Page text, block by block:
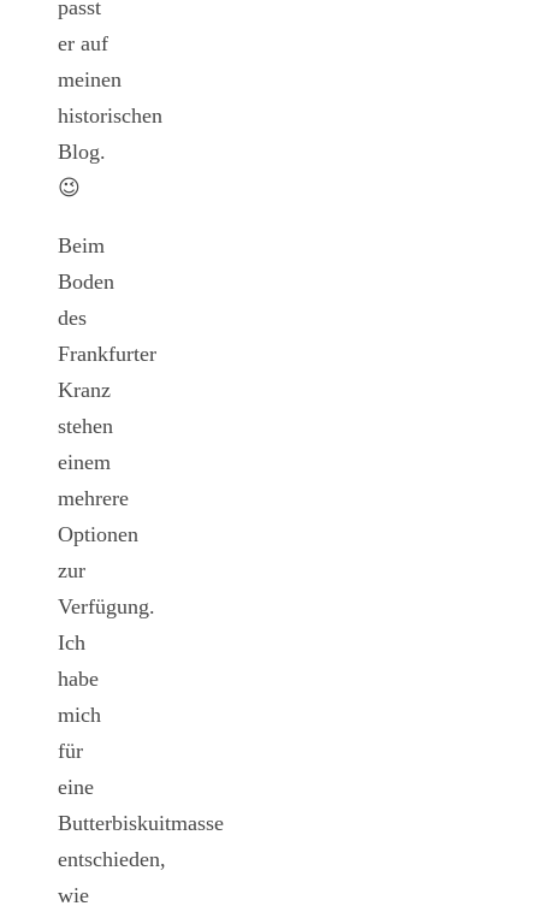
passt
er auf
meinen
historischen
Blog.
😉
Beim
Boden
des
Frankfurter
Kranz
stehen
einem
mehrere
Optionen
zur
Verfügung.
Ich
habe
mich
für
eine
Butterbiskuitmasse
entschieden,
wie